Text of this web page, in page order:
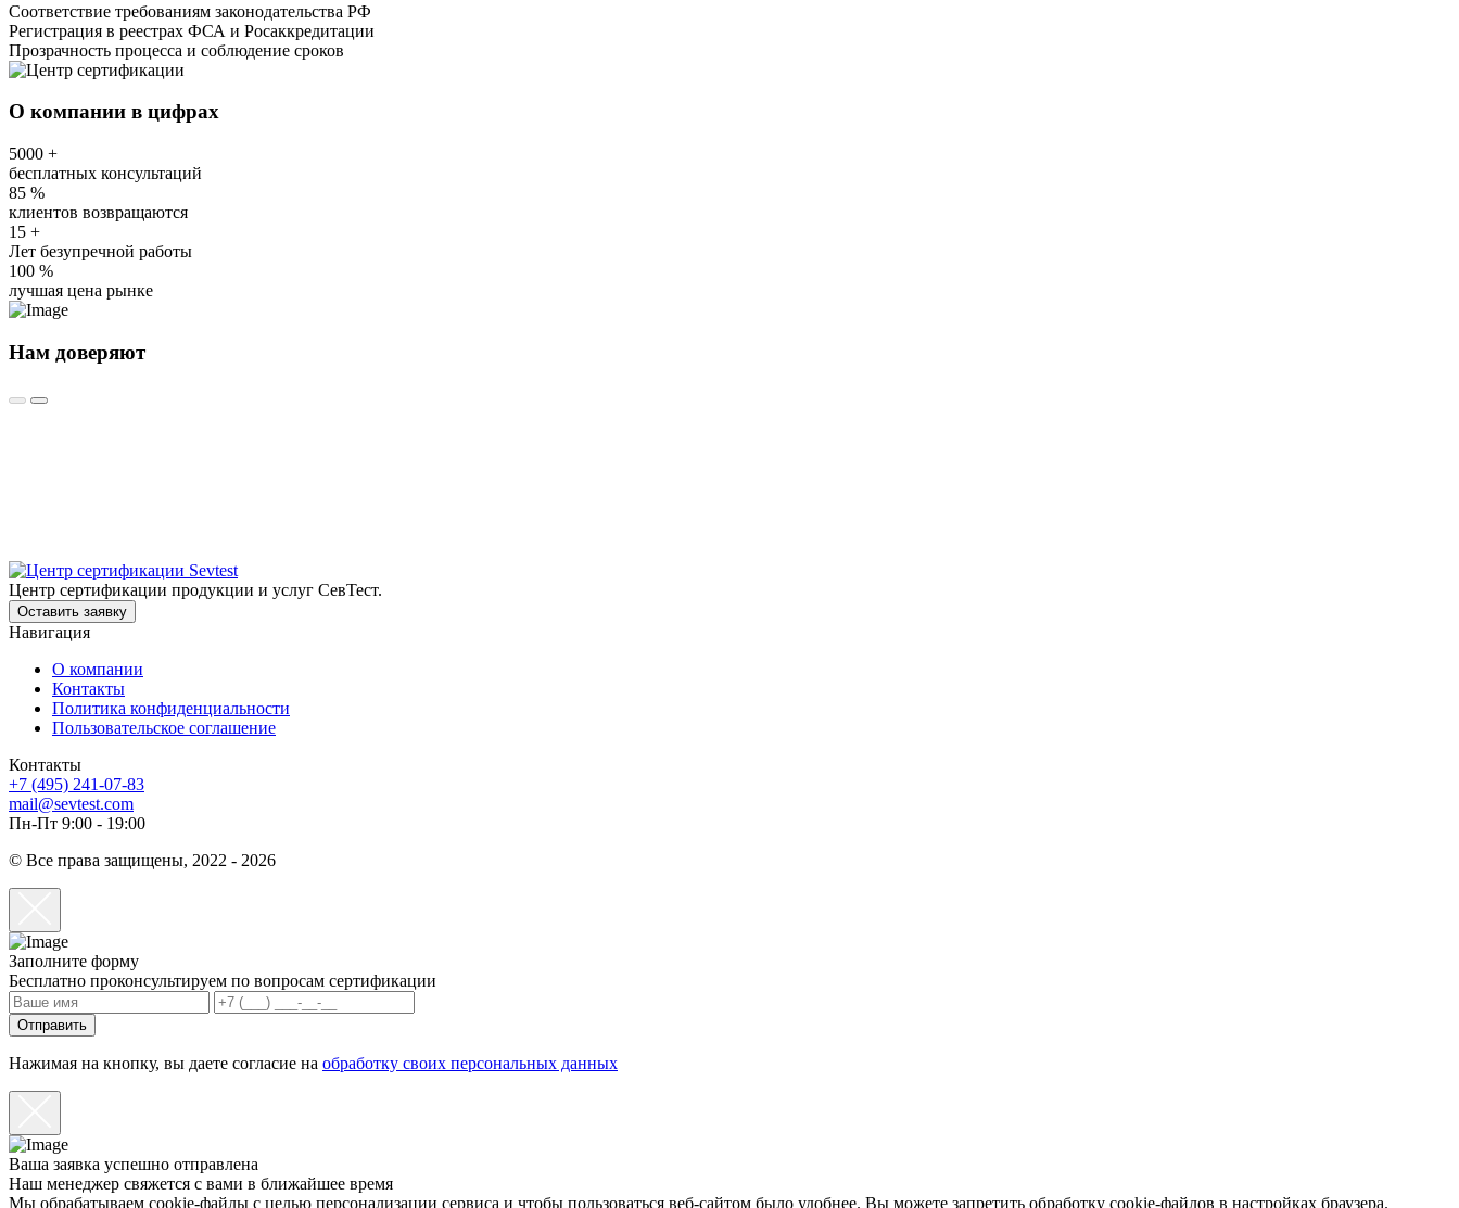
Соответствие требованиям законодательства РФ
Регистрация в реестрах ФСА и Росаккредитации
Прозрачность процесса и соблюдение сроков
О компании в цифрах
5000 +
бесплатных консультаций
85 %
клиентов возвращаются
15 +
Лет безупречной работы
100 %
лучшая цена рынке
Нам доверяют
Центр сертификации продукции и услуг СевТест.
Оставить заявку
Навигация
О компании
Контакты
Политика конфиденциальности
Пользовательское соглашение
Контакты
+7 (495) 241-07-83
mail@sevtest.com
Пн-Пт 9:00 - 19:00
© Все права защищены, 2022 - 2026
Заполните форму
Бесплатно проконсультируем по вопросам сертификации
Отправить
Нажимая на кнопку, вы даете согласие на обработку своих персональных данных
Ваша заявка успешно отправлена
Наш менеджер свяжется с вами в ближайшее время
Мы обрабатываем cookie-файлы с целью персонализации сервиса и чтобы пользоваться веб-сайтом было удобнее. Вы можете запретить обработку cookie-файлов в настройках браузера.